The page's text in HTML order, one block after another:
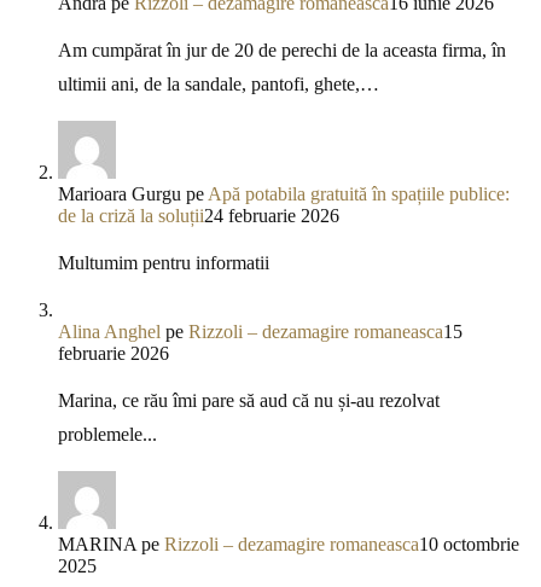
Am cumpărat în jur de 20 de perechi de la aceasta firma, în
ultimii ani, de la sandale, pantofi, ghete,…
Marioara Gurgu pe Apă potabila gratuită în spațiile publice:
de la criză la soluții24 februarie 2026
Multumim pentru informatii
Alina Anghel pe Rizzoli – dezamagire romaneasca15
februarie 2026
Marina, ce rău îmi pare să aud că nu și-au rezolvat
problemele...
MARINA pe Rizzoli – dezamagire romaneasca10 octombrie
2025